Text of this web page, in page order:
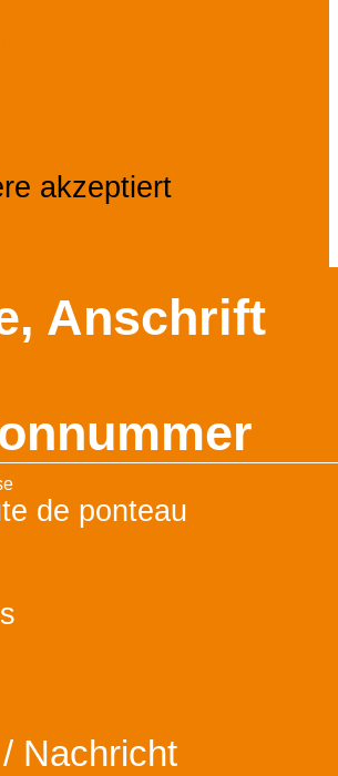
akzeptiert
Anschrift
de ponteau
Nachricht